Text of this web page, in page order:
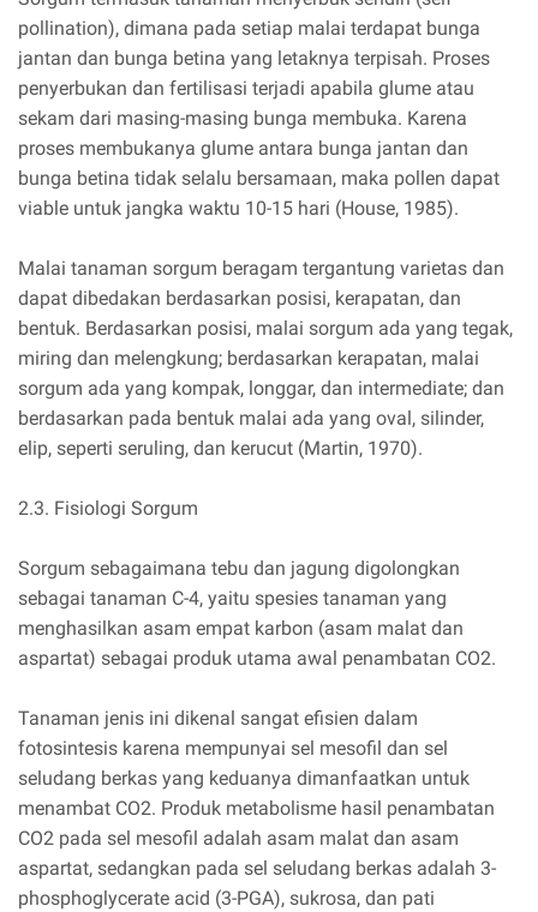
pollination), dimana pada setiap malai terdapat bunga
jantan dan bunga betina yang letaknya terpisah. Proses
penyerbukan dan fertilisasi terjadi apabila glume atau
sekam dari masing-masing bunga membuka. Karena
proses membukanya glume antara bunga jantan dan
bunga betina tidak selalu bersamaan, maka pollen dapat
viable untuk jangka waktu 10-15 hari (House, 1985).
Malai tanaman sorgum beragam tergantung varietas dan
dapat dibedakan berdasarkan posisi, kerapatan, dan
bentuk. Berdasarkan posisi, malai sorgum ada yang tegak,
miring dan melengkung; berdasarkan kerapatan, malai
sorgum ada yang kompak, longgar, dan intermediate; dan
berdasarkan pada bentuk malai ada yang oval, silinder,
elip, seperti seruling, dan kerucut (Martin, 1970).
2.3. Fisiologi Sorgum
Sorgum sebagaimana tebu dan jagung digolongkan
sebagai tanaman C-4, yaitu spesies tanaman yang
menghasilkan asam empat karbon (asam malat dan
aspartat) sebagai produk utama awal penambatan CO2.
Tanaman jenis ini dikenal sangat efisien dalam
fotosintesis karena mempunyai sel mesofil dan sel
seludang berkas yang keduanya dimanfaatkan untuk
menambat CO2. Produk metabolisme hasil penambatan
CO2 pada sel mesofil adalah asam malat dan asam
aspartat, sedangkan pada sel seludang berkas adalah 3-
phosphoglycerate acid (3-PGA), sukrosa, dan pati